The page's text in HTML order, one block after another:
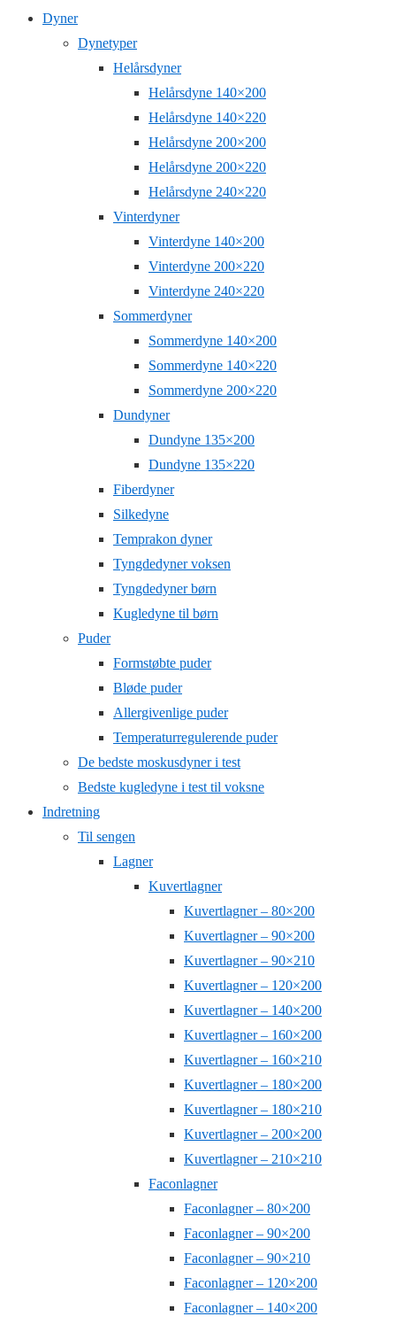
Dyner
Dynetyper
Helårsdyner
Helårsdyne 140×200
Helårsdyne 140×220
Helårsdyne 200×200
Helårsdyne 200×220
Helårsdyne 240×220
Vinterdyner
Vinterdyne 140×200
Vinterdyne 200×220
Vinterdyne 240×220
Sommerdyner
Sommerdyne 140×200
Sommerdyne 140×220
Sommerdyne 200×220
Dundyner
Dundyne 135×200
Dundyne 135×220
Fiberdyner
Silkedyne
Temprakon dyner
Tyngdedyner voksen
Tyngdedyner børn
Kugledyne til børn
Puder
Formstøbte puder
Bløde puder
Allergivenlige puder
Temperaturregulerende puder
De bedste moskusdyner i test
Bedste kugledyne i test til voksne
Indretning
Til sengen
Lagner
Kuvertlagner
Kuvertlagner – 80×200
Kuvertlagner – 90×200
Kuvertlagner – 90×210
Kuvertlagner – 120×200
Kuvertlagner – 140×200
Kuvertlagner – 160×200
Kuvertlagner – 160×210
Kuvertlagner – 180×200
Kuvertlagner – 180×210
Kuvertlagner – 200×200
Kuvertlagner – 210×210
Faconlagner
Faconlagner – 80×200
Faconlagner – 90×200
Faconlagner – 90×210
Faconlagner – 120×200
Faconlagner – 140×200